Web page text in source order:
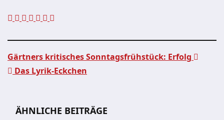
Gärtners kritisches Sonntagsfrühstück: Erfolg
Das Lyrik-Eckchen
ÄHNLICHE BEITRÄGE